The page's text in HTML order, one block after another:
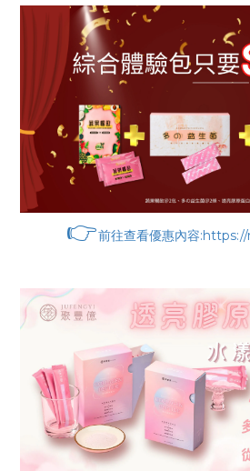
👉前往查看優惠內容